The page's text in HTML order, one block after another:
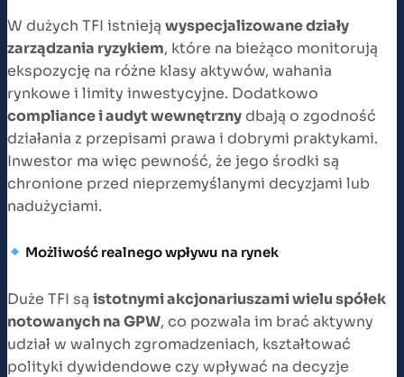
W dużych TFI istnieją wyspecjalizowane działy
zarządzania ryzykiem, które na bieżąco monitorują
ekspozycję na różne klasy aktywów, wahania
rynkowe i limity inwestycyjne. Dodatkowo
compliance i audyt wewnętrznydbają o zgodność
działania z przepisami prawa i dobrymi praktykami.
Inwestor ma więc pewność, że jego środki są
chronione przed nieprzemyślanymi decyzjami lub
nadużyciami.
Możliwość realnego wpływu na rynek
Duże TFI są istotnymi akcjonariuszami wielu spółek
notowanych na GPW, co pozwala im brać aktywny
udział w walnych zgromadzeniach, kształtować
polityki dywidendowe czy wpływać na decyzje